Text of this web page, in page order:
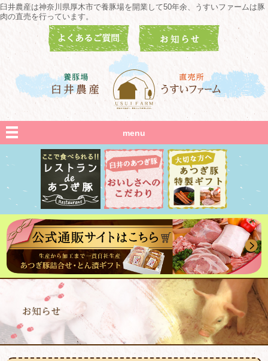
臼井農産は神奈川県厚木市で養豚場を開業して50年余、うすいファームは豚
肉の直売を行っています。
menu